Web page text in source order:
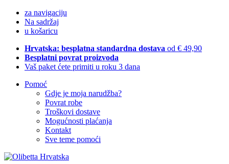
za navigaciju
Na sadržaj
u košaricu
Hrvatska: besplatna standardna dostava od € 49,90
Besplatni povrat proizvoda
Vaš paket ćete primiti u roku 3 dana
Pomoć
Gdje je moja narudžba?
Povrat robe
Troškovi dostave
Mogućnosti plaćanja
Kontakt
Sve teme pomoći